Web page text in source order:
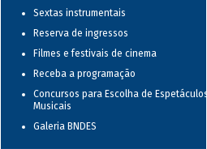
Sextas instrumentais
Reserva de ingressos
Filmes e festivais de cinema
Receba a programação
Concursos para Escolha de Espetáculos
Musicais
Galeria BNDES